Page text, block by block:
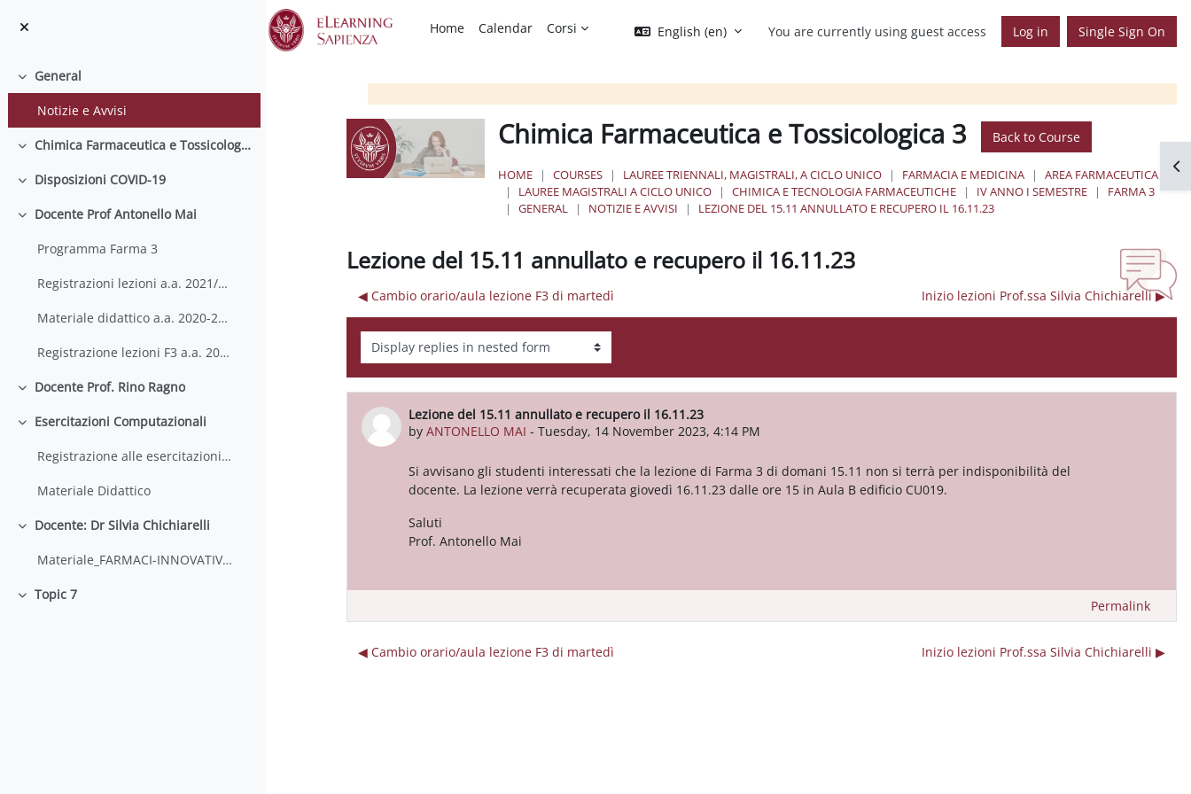
Home
Calendar Corsi English ‎(en)‎ You are currently using guest access Log in Single Sign On
Collapse
General
Notizie e Avvisi
Collapse Chimica Farmaceutica e Tossicologica 3
Collapse
Disposizioni COVID-19
Collapse
Docente Prof Antonello Mai
Programma Farma 3
Registrazioni lezioni a.a. 2021/2022
Materiale didattico a.a. 2020-2021
Registrazione lezioni F3 a.a. 2020-2021
Collapse
Docente Prof. Rino Ragno
Collapse
Esercitazioni Computazionali
Registrazione alle esercitazioni 2022 - 2023
Materiale Didattico
Collapse
Docente: Dr Silvia Chichiarelli
Materiale_FARMACI-INNOVATIVI_SC
Collapse
Topic 7
Chimica Farmaceutica e Tossicologica 3 Back to Course
HOME COURSES LAUREE TRIENNALI, MAGISTRALI, A CICLO UNICO FARMACIA E MEDICINA
AREA FARMACEUTICA
LAUREE MAGISTRALI A CICLO UNICO
CHIMICA E TECNOLOGIA FARMACEUTICHE IV ANNO I SEMESTRE
FARMA 3
GENERAL
NOTIZIE E AVVISI LEZIONE DEL 15.11 ANNULLATO E RECUPERO IL 16.11.23
Lezione del 15.11 annullato e recupero il 16.11.23
◀︎ Cambio orario/aula lezione F3 di martedì Inizio lezioni Prof.ssa Silvia Chichiarelli ▶︎
Display mode
Lezione del 15.11 annullato e recupero il 16.11.23
by ANTONELLO MAI - Tuesday, 14 November 2023, 4:14 PM
Number of replies: 0
Si avvisano gli studenti interessati che la lezione di Farma 3 di domani 15.11 non si terrà per indisponibilità del
docente. La lezione verrà recuperata giovedì 16.11.23 dalle ore 15 in Aula B edificio CU019.
Saluti
Prof. Antonello Mai
Permalink
◀︎ Cambio orario/aula lezione F3 di martedì Inizio lezioni Prof.ssa Silvia Chichiarelli ▶︎